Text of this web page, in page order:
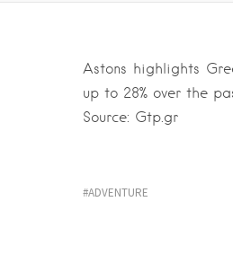
Astons highlights
up to 28% over the
Source: Gtp.gr
ADVENTURE